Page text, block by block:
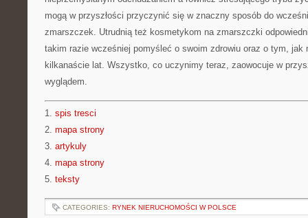
mogą w przyszłości przyczynić się w znaczny sposób do
zmarszczek. Utrudnią też kosmetykom na zmarszczki
takim razie wcześniej pomyśleć o swoim zdrowiu oraz o tym, jak
kilkanaście lat. Wszystko, co uczynimy teraz, zaowocuje w
wyglądem.
1. spis tresci
2. mapa strony
3. artykuly
4. mapa strony
5. teksty
CATEGORIES: RYNEK NIERUCHOMOŚCI W POLSCE